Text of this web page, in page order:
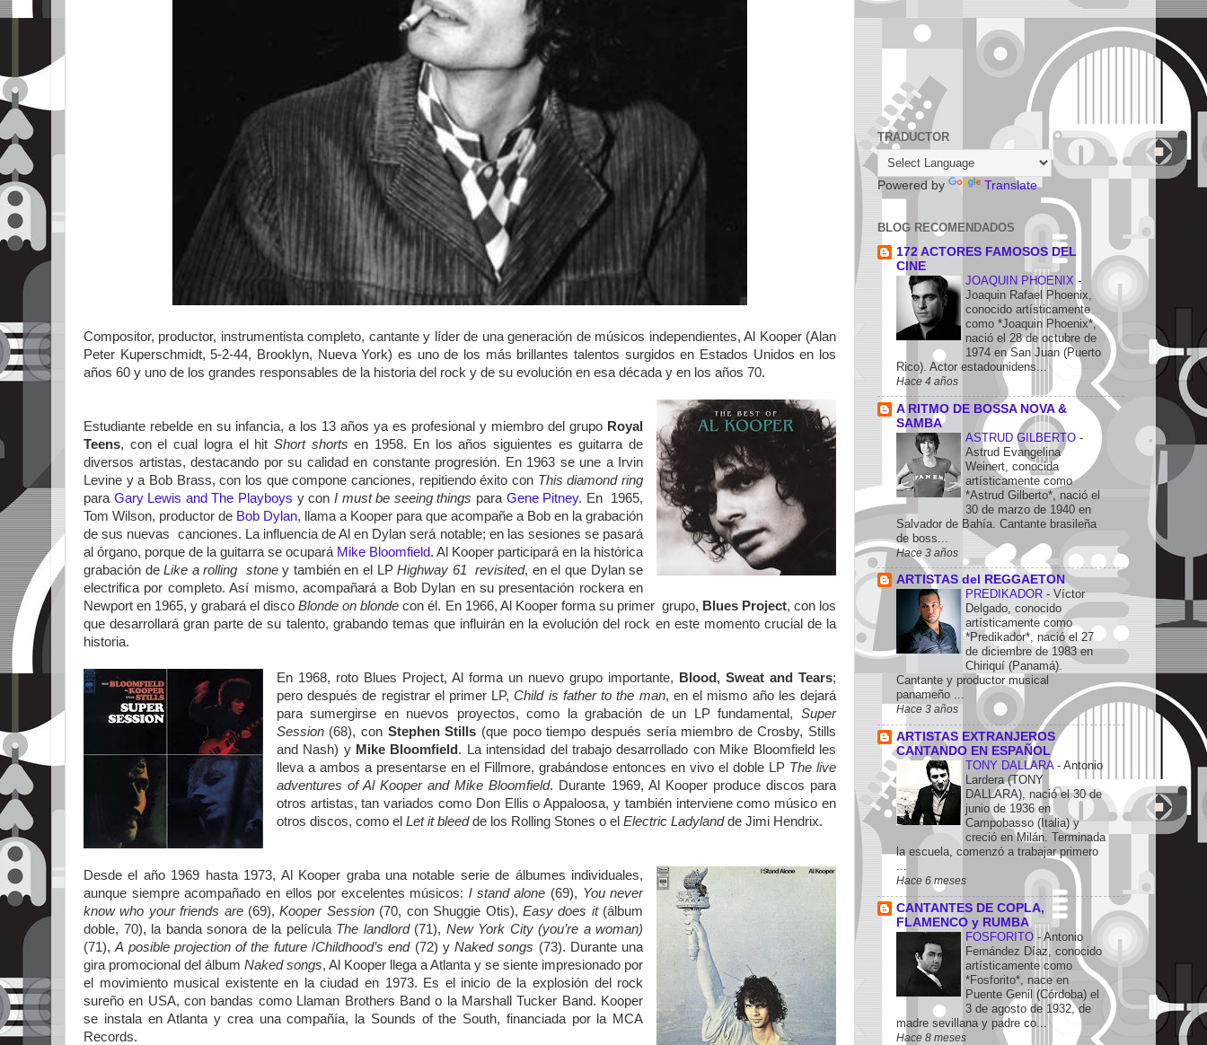
Compositor, productor, instrumentista completo, cantante y líder de una generación de músicos independientes, Al Kooper (Alan
Peter Kuperschmidt, 5-2-44, Brooklyn, Nueva York) es uno de los más brillantes talentos surgidos en Estados Unidos en los
años 60 y uno de los grandes responsables de la historia del rock y de su evolución en esa década y en los años 70.
Estudiante rebelde en su infancia, a los 13 años ya es profesional y miembro del grupo Royal
Teens, con el cual logra el hitShort shorts en 1958. En los años siguientes es guitarra de
diversos artistas, destacando por su calidad en constante progresión. En 1963 se une a Irvin
Levine y a Bob Brass, con los que compone canciones, repitiendo éxito con This diamond ring
para Gary Lewis and The Playboys y con I must be seeing things para Gene Pitney. En 1965,
Tom Wilson, productor de Bob Dylan, llama a Kooper para que acompañe a Bob en la grabación
de sus nuevas canciones. La influencia de Al en Dylan será notable; en las sesiones se pasará
al órgano, porque de la guitarra se ocupará Mike Bloomfield. Al Kooper participará en la histórica
grabación deLike a rolling stoney también en el LPHighway 61 revisited, en el que Dylan se
electrifica por completo. Así mismo, acompañará a Bob Dylan en su presentación rockera en
Newport en 1965, y grabará el discoBlonde on blonde con él. En 1966, Al Kooper forma su primer grupo, Blues Project, con los
que desarrollará gran parte de su talento, grabando temas que influirán en la evolución del rock en este momento crucial de la
historia.
En 1968, roto Blues Project, Al forma un nuevo grupo importante, Blood, Sweat and Tears;
pero después de registrar el primer LP,Child is father to the man, en el mismo año les dejará
para sumergirse en nuevos proyectos, como la grabación de un LP fundamental, Super
Session(68), con Stephen Stills (que poco tiempo después sería miembro de Crosby, Stills
and Nash) y Mike Bloomfield . La intensidad del trabajo desarrollado con Mike Bloomfield les
lleva a ambos a presentarse en el Fillmore, grabándose entonces en vivo el doble LP The live
adventures of Al Kooper and Mike Bloomfield. Durante 1969, Al Kooper produce discos para
otros artistas, tan variados como Don Ellis o Appaloosa, y también interviene como músico en
otros discos, como el Let it bleedde los Rolling Stones o el Electric Ladylandde Jimi Hendrix.
Desde el año 1969 hasta 1973, Al Kooper graba una notable serie de álbumes individuales,
aunque siempre acompañado en ellos por excelentes músicos:l stand alone (69), You never
know who your friends are(69),Kooper Session(70, con Shuggie Otis), Easy does it (álbum
doble, 70), la banda sonora de la película The landlord(71), New York City (you’re a woman)
(71),A posible projection of the future/Childhood’s end(72) yNaked songs (73). Durante una
gira promocional del álbumNaked songs, Al Kooper llega a Atlanta y se siente impresionado por
el movimiento musical existente en la ciudad en 1973. Es el inicio de la explosión del rock
sureño en USA, con bandas como Llaman Brothers Band o la Marshall Tucker Band. Kooper
se instala en Atlanta y crea una compañía, la Sounds of the South, financiada por la MCA
Records.
TRADUCTOR
Powered by Translate
BLOG RECOMENDADOS
172 ACTORES FAMOSOS DEL
CINE
JOAQUIN PHOENIX -
Joaquin Rafael Phoenix,
conocido artísticamente
como *Joaquin Phoenix*,
nació el 28 de octubre de
1974 en San Juan (Puerto
Rico). Actor estadounidens...
Hace 4 años
A RITMO DE BOSSA NOVA &
SAMBA
ASTRUD GILBERTO -
Astrud Evangelina
Weinert, conocida
artísticamente como
*Astrud Gilberto*, nació el
30 de marzo de 1940 en
Salvador de Bahía. Cantante brasileña
de boss...
Hace 3 años
ARTISTAS del REGGAETON
PREDIKADOR - Víctor
Delgado, conocido
artísticamente como
*Predikador*, nació el 27
de diciembre de 1983 en
Chiriquí (Panamá).
Cantante y productor musical
panameño ...
Hace 3 años
ARTISTAS EXTRANJEROS
CANTANDO EN ESPAÑOL
TONY DALLARA - Antonio
Lardera (TONY
DALLARA), nació el 30 de
junio de 1936 en
Campobasso (Italia) y
creció en Milán. Terminada
la escuela, comenzó a trabajar primero
...
Hace 6 meses
CANTANTES DE COPLA,
FLAMENCO y RUMBA
FOSFORITO - Antonio
Fernández Díaz, conocido
artísticamente como
*Fosforito*, nace en
Puente Genil (Córdoba) el
3 de agosto de 1932, de
madre sevillana y padre co...
Hace 8 meses